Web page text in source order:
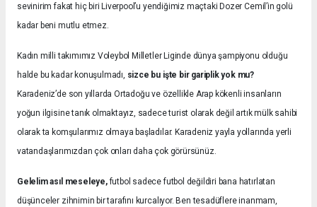
sevinirim fakat hiç biri Liverpool’u yendiğimiz maçtaki Dozer Cemil’in golü
kadar beni mutlu etmez.
Kadın milli takımımız Voleybol Milletler Liginde dünya şampiyonu olduğu
halde bu kadar konuşulmadı, sizce bu işte bir gariplik yok mu?
Karadeniz’de son yıllarda Ortadoğu ve özellikle Arap kökenli insanların
yoğun ilgisine tanık olmaktayız, sadece turist olarak değil artık mülk sahibi
olarak ta komşularımız olmaya başladılar. Karadeniz yayla yollarında yerli
vatandaşlarımızdan çok onları daha çok görürsünüz.
Gelelim asıl meseleye,futbol sadece futbol değildiri bana hatırlatan
düşünceler zihnimin bir tarafını kurcalıyor. Ben tesadüflere inanmam,